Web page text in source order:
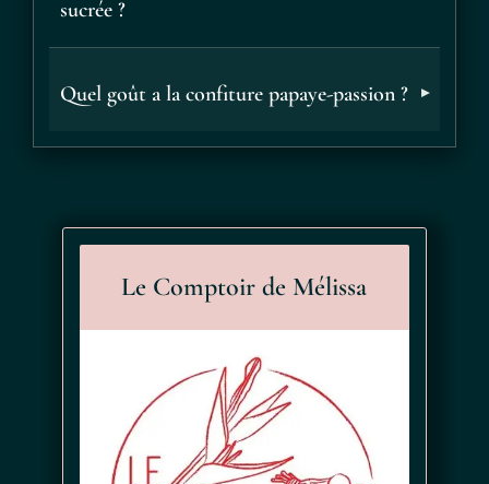
sucrée ?
Quel goût a la confiture papaye-passion ?
Le Comptoir de Mélissa